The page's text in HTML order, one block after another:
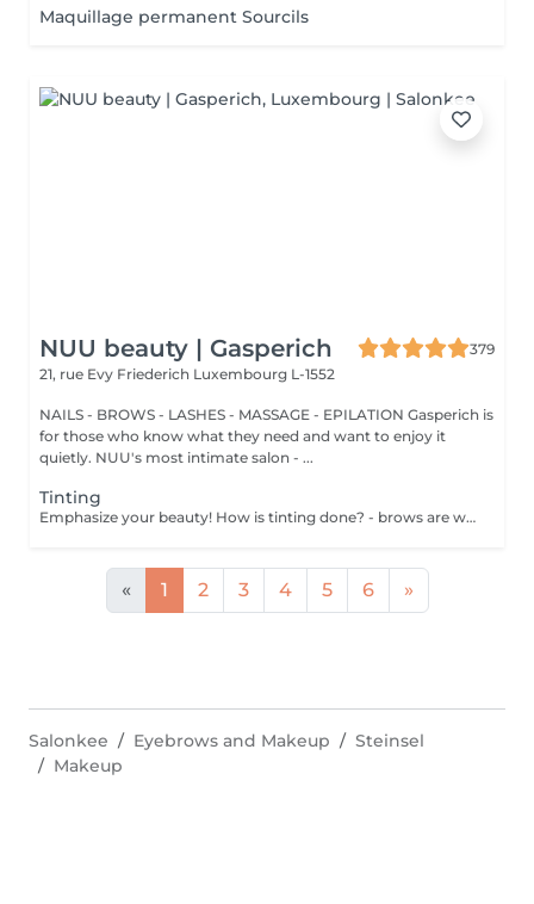
Maquillage permanent Sourcils
NUU beauty | Gasperich
379
21, rue Evy Friederich Luxembourg L-1552
NAILS - BROWS - LASHES - MASSAGE - EPILATION Gasperich is
for those who know what they need and want to enjoy it
quietly. NUU's most intimate salon - ...
Tinting
Emphasize your beauty! How is tinting done? - brows are washed - tinting is performed - excess paint is removed - brows are styled Age restrictions: recommended age from 14 years. Post procedure recommendations: do not wash brows and do not put on makeup for 12 hours. Frequency: once in 3 weeks.
« 1 2 3 4 5 6 »
Salonkee Eyebrows and Makeup
Steinsel
Makeup